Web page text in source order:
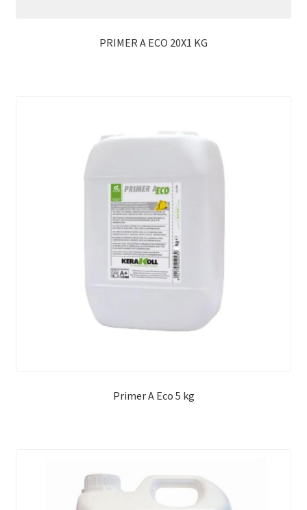
PRIMER A ECO 20X1 KG
Primer A Eco 5 kg